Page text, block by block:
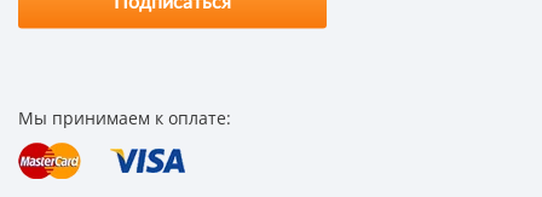
Мы принимаем к оплате: